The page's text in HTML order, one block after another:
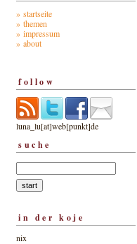
» startseite
» themen
» impressum
» about
follow
luna_lu[at]web[punkt]de
suche
in der koje
nix